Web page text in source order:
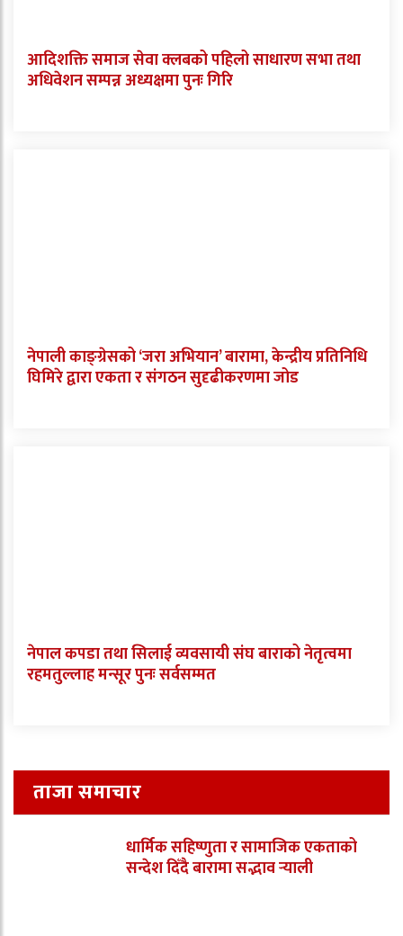
आदिशक्ति समाज सेवा क्लबको पहिलो साधारण सभा तथा
अधिवेशन सम्पन्न अध्यक्षमा पुनः गिरि
नेपाली काङ्ग्रेसको ‘जरा अभियान’ बारामा, केन्द्रीय प्रतिनिधि
घिमिरे द्वारा एकता र संगठन सुदृढीकरणमा जोड
नेपाल कपडा तथा सिलाई व्यवसायी संघ बाराको नेतृत्वमा
रहमतुल्लाह मन्सूर पुनः सर्वसम्मत
ताजा समाचार
धार्मिक सहिष्णुता र सामाजिक एकताको
सन्देश दिँदै बारामा सद्भाव र्‍याली